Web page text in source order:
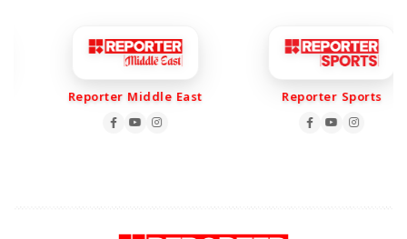
Reporter Middle East Reporter Sports